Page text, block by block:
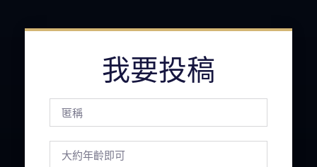
我要投稿